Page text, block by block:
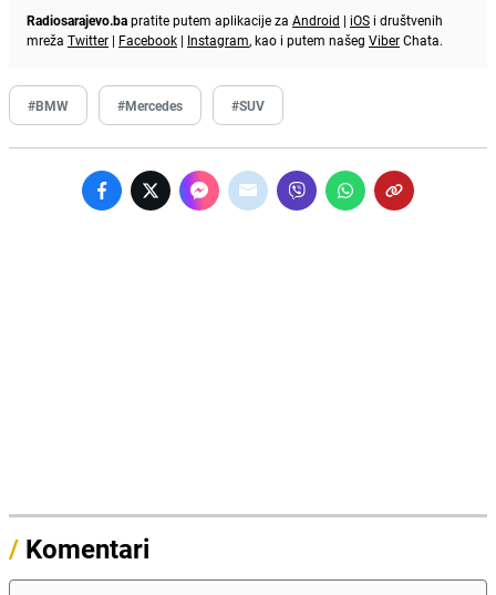
Radiosarajevo.bapratite putem aplikacije za Android | iOS i društvenih
mreža Twitter | Facebook | Instagram, kao i putem našeg ViberChata.
#BMW #Mercedes #SUV
/ Komentari